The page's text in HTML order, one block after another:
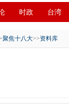
时政 台湾
聚焦十八大>>资料库